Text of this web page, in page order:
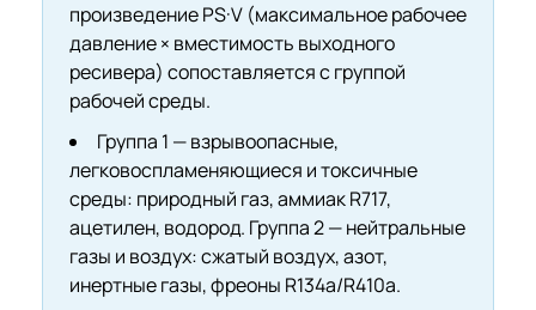
произведение PS·V (максимальное рабочее
давление × вместимость выходного
ресивера) сопоставляется с группой
рабочей среды.
Группа 1 — взрывоопасные,
легковоспламеняющиеся и токсичные
среды: природный газ, аммиак R717,
ацетилен, водород. Группа 2 — нейтральные
газы и воздух: сжатый воздух, азот,
инертные газы, фреоны R134a/R410a.